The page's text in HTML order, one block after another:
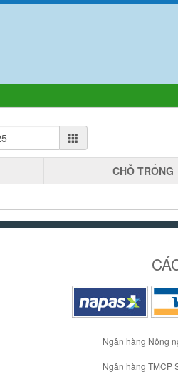
CHỖ TRỐNG
Ngân hàng Nông
Ngân hàng TMCP